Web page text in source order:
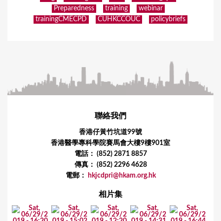
Preparedness
training
webinar
trainingCMECPD
CUHKCCOUC policybriefs
聯絡我們
香港仔黃竹坑道99號
香港醫學專科學院賽馬會大樓9樓901室
電話： (852) 2871 8857
傳真： (852) 2296 4628
電郵：
hkjcdpri@hkam.org.hk
相片集